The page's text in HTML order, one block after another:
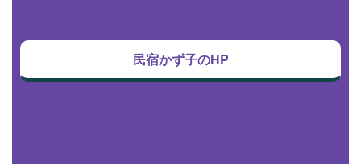
民宿かず子のHP